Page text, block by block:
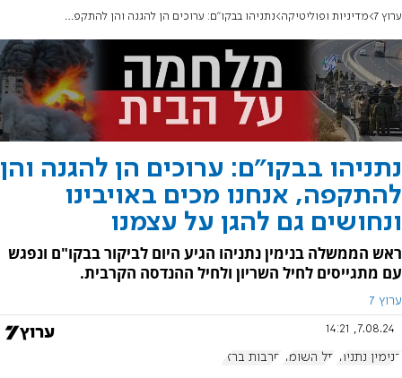
ערוץ 7 מדיניות ופוליטיקה נתניהו בבקו"ם: ערוכים הן להגנה והן להתקפה, אנחנו מכים באויבינו ונחושים גם להגן על עצמנו
נתניהו בבקו"ם: ערוכים הן להגנה והן
להתקפה, אנחנו מכים באויבינו
ונחושים גם להגן על עצמנו
ראש הממשלה בנימין נתניהו הגיע היום לביקור בבקו"ם ונפגש
עם מתגייסים לחיל השריון ולחיל ההנדסה הקרבית.
ערוץ 7
7.08.24, 14:21
בנימין נתניהו תל השומר חרבות ברזל